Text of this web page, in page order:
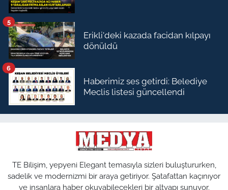
Erikli'deki kazada facidan kılpayı
dönüldü
5
Haberimiz ses getirdi: Belediye
Meclis listesi güncellendi
6
TE Bilişim, yepyeni Elegant temasıyla sizleri buluştururken,
sadelik ve modernizmi bir araya getiriyor. Şatafattan kaçınıyor
ve insanlara haber okuyabilecekleri bir altyapı sunuyor.